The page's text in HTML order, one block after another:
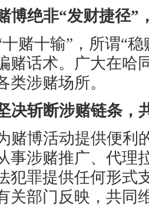
博绝非“发财捷径”
十赌十输”，所谓“
赌话术。广大在哈
类涉赌场所。
决斩断涉赌链条，
赌博活动提供便利
事涉赌推广、代理
犯罪提供任何形式
关部门反映，共同